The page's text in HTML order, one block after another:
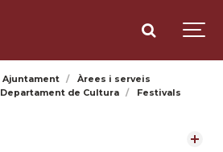
Ajuntament
Àrees i serveis
Departament de Cultura
Festivals